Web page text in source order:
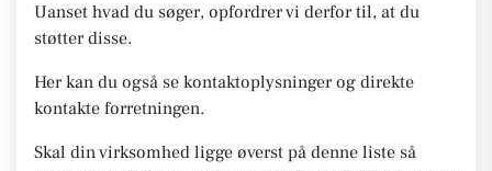
Uanset hvad du søger, opfordrer vi derfor til, at du
støtter disse.
Her kan du også se kontaktoplysninger og direkte
kontakte forretningen.
Skal din virksomhed ligge øverst på denne liste så